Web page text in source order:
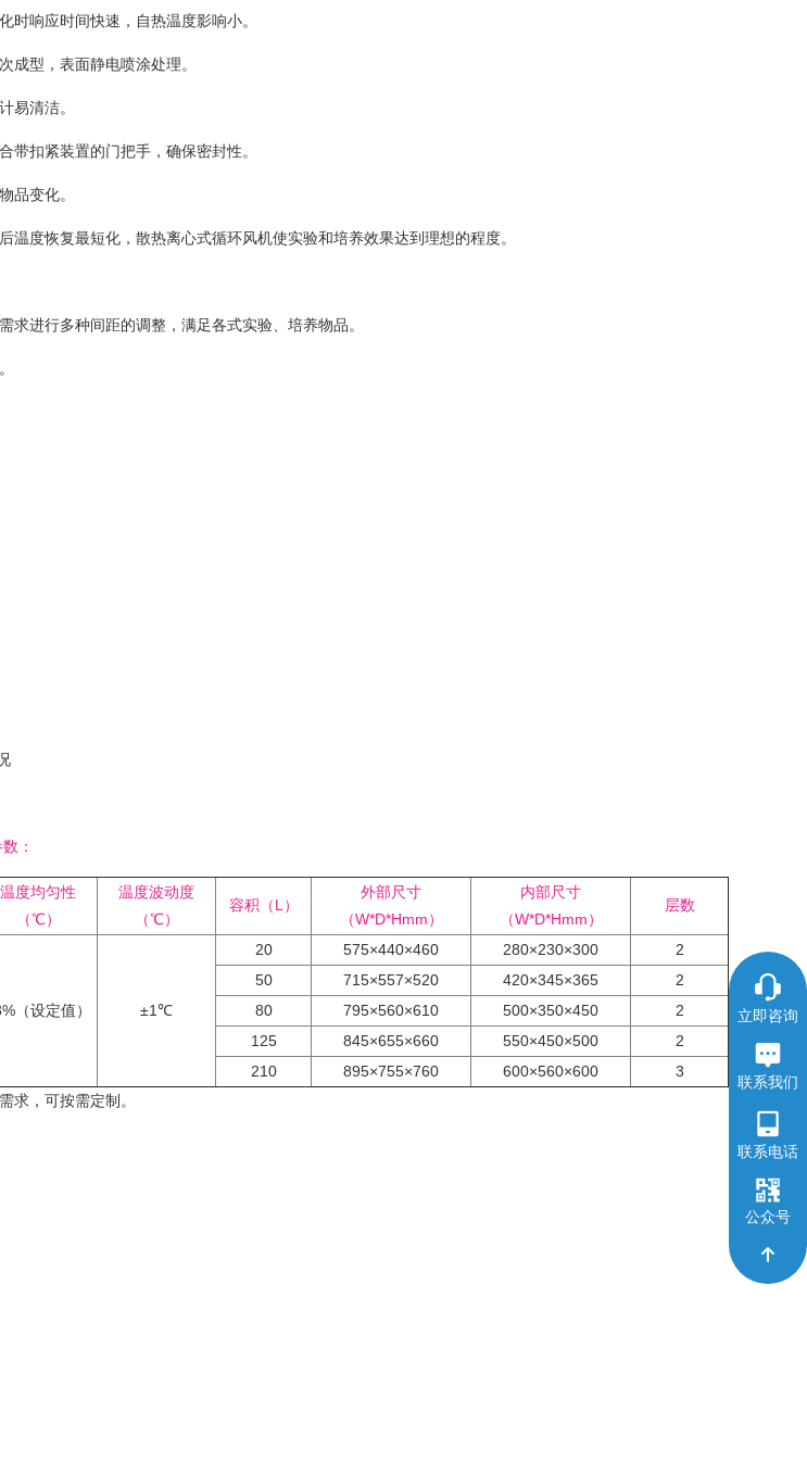
时响应时间快速，自热温度影响小。
成型，表面静电喷涂处理。
易清洁。
带扣紧装置的门把手，确保密封性。
品变化。
温度恢复最短化，散热离心式循环风机使实验和培养效果达到理想的程度。
求进行多种间距的调整，满足各式实验、培养物品。
：
温度均匀性
（℃）
温度波动度
（℃）
容积（L）
外部尺寸
（W*D*Hmm）
内部尺寸
（W*D*Hmm）
层数
（设定值） ±1℃
20 575×440×460 280×230×300
2
50 715×557×520 420×345×365
2
80 795×560×610 500×350×450
2
125 845×655×660 550×450×500
2
210 895×755×760 600×560×600
3
求，可按需定制。
立即咨询
联系我们
联系电话
公众号